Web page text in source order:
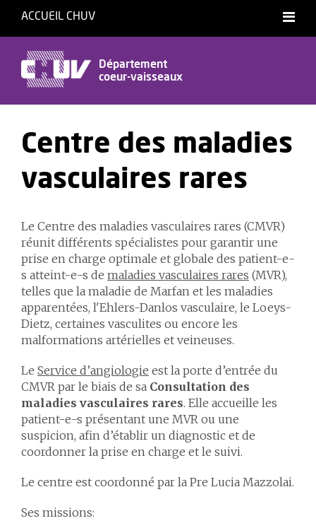
ACCUEIL CHUV
Département
coeur-vaisseaux
Centre des maladies
vasculaires rares
Le Centre des maladies vasculaires rares (CMVR)
réunit différents spécialistes pour garantir une
prise en charge optimale et globale des patient-e-
s atteint-e-s de maladies vasculaires rares (MVR),
telles que la maladie de Marfan et les maladies
apparentées, l'Ehlers-Danlos vasculaire, le Loeys-
Dietz, certaines vasculites ou encore les
malformations artérielles et veineuses.
Le Service d’angiologie est la porte d’entrée du
CMVR par le biais de sa Consultation des
maladies vasculaires rares. Elle accueille les
patient-e-s présentant une MVR ou une
suspicion, afin d’établir un diagnostic et de
coordonner la prise en charge et le suivi.
Le centre est coordonné par la Pre Lucia Mazzolai.
Ses missions: